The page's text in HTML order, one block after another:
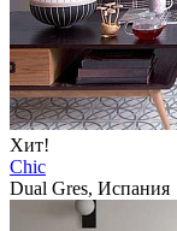
Хит!
Chic
Dual Gres, Испания